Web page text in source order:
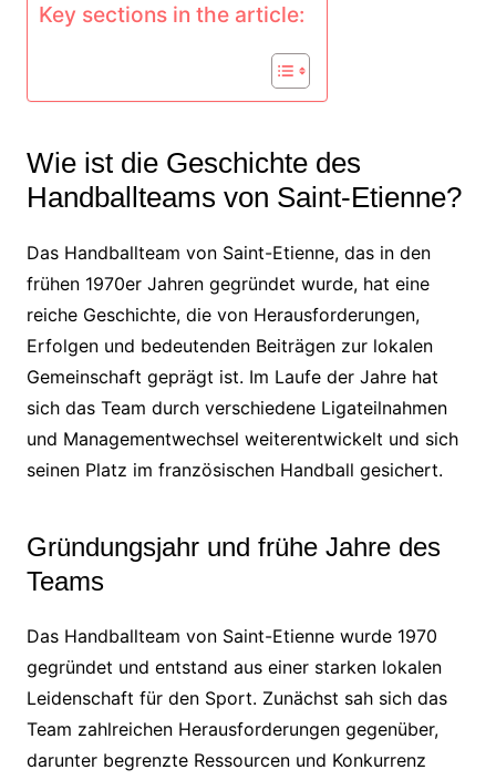
Key sections in the article:
Wie ist die Geschichte des
Handballteams von Saint-Etienne?
Das Handballteam von Saint-Etienne, das in den
frühen 1970er Jahren gegründet wurde, hat eine
reiche Geschichte, die von Herausforderungen,
Erfolgen und bedeutenden Beiträgen zur lokalen
Gemeinschaft geprägt ist. Im Laufe der Jahre hat
sich das Team durch verschiedene Ligateilnahmen
und Managementwechsel weiterentwickelt und sich
seinen Platz im französischen Handball gesichert.
Gründungsjahr und frühe Jahre des
Teams
Das Handballteam von Saint-Etienne wurde 1970
gegründet und entstand aus einer starken lokalen
Leidenschaft für den Sport. Zunächst sah sich das
Team zahlreichen Herausforderungen gegenüber,
darunter begrenzte Ressourcen und Konkurrenz